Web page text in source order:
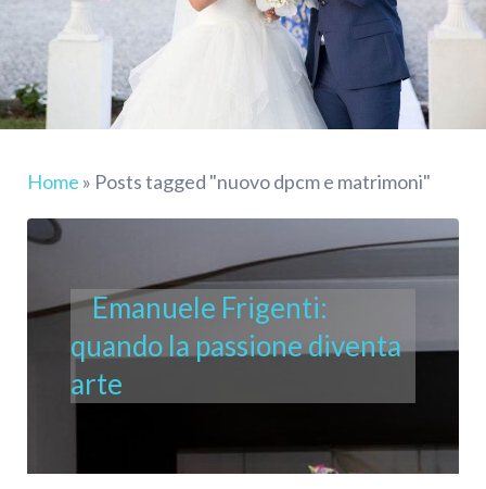
Home » Posts tagged "nuovo dpcm e matrimoni"
Emanuele Frigenti:
quando la passione diventa
arte